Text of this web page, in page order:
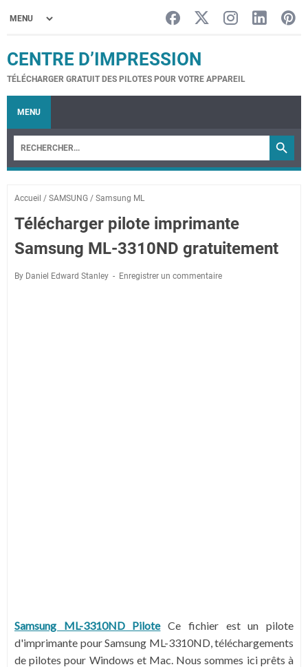
CENTRE D’IMPRESSION
TÉLÉCHARGER GRATUIT DES PILOTES POUR VOTRE APPAREIL
MENU
Accueil / SAMSUNG / Samsung ML
Télécharger pilote imprimante
Samsung ML-3310ND gratuitement
By Daniel Edward Stanley Enregistrer un commentaire
Samsung ML-3310ND Pilote Ce fichier est un pilote
d'imprimante pour Samsung ML-3310ND, téléchargements
de pilotes pour Windows et Mac. Nous sommes ici prêts à